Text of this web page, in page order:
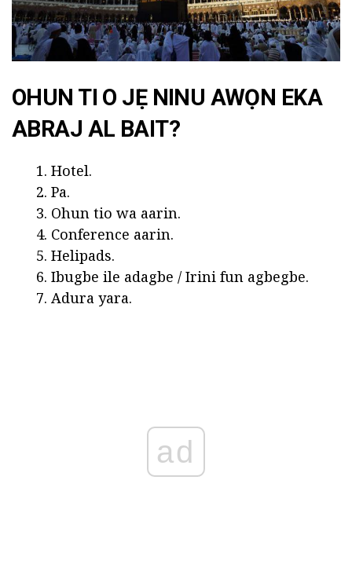
OHUN TI O JẸ NINU AWỌN EKA
ABRAJ AL BAIT?
Hotel.
Pa.
Ohun tio wa aarin.
Conference aarin.
Helipads.
Ibugbe ile adagbe / Irini fun agbegbe.
Adura yara.
ad